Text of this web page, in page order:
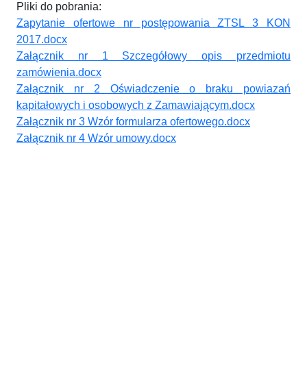
Pliki do pobrania:
Zapytanie ofertowe nr postępowania ZTSL 3 KON
2017.docx
Załącznik nr 1 Szczegółowy opis przedmiotu
zamówienia.docx
Załącznik nr 2 Oświadczenie o braku powiazań
kapitałowych i osobowych z Zamawiającym.docx
Załącznik nr 3 Wzór formularza ofertowego.docx
Załącznik nr 4 Wzór umowy.docx